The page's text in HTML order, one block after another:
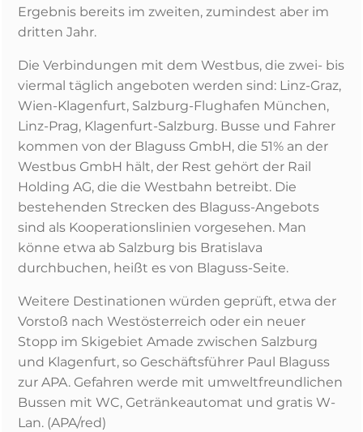
Ergebnis bereits im zweiten, zumindest aber im
dritten Jahr.
Die Verbindungen mit dem Westbus, die zwei- bis
viermal täglich angeboten werden sind: Linz-Graz,
Wien-Klagenfurt, Salzburg-Flughafen München,
Linz-Prag, Klagenfurt-Salzburg. Busse und Fahrer
kommen von der Blaguss GmbH, die 51% an der
Westbus GmbH hält, der Rest gehört der Rail
Holding AG, die die Westbahn betreibt. Die
bestehenden Strecken des Blaguss-Angebots
sind als Kooperationslinien vorgesehen. Man
könne etwa ab Salzburg bis Bratislava
durchbuchen, heißt es von Blaguss-Seite.
Weitere Destinationen würden geprüft, etwa der
Vorstoß nach Westösterreich oder ein neuer
Stopp im Skigebiet Amade zwischen Salzburg
und Klagenfurt, so Geschäftsführer Paul Blaguss
zur APA. Gefahren werde mit umweltfreundlichen
Bussen mit WC, Getränkeautomat und gratis W-
Lan. (APA/red)